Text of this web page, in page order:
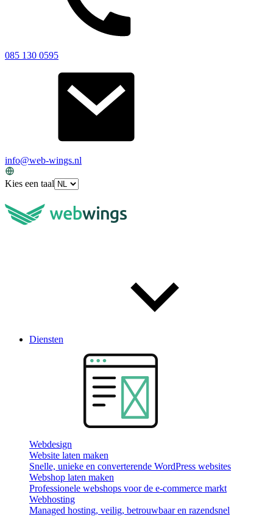
085 130 0595
info@web-wings.nl
Kies een taal
Diensten
Webdesign
Website laten maken
Snelle, unieke en converterende WordPress websites
Webshop laten maken
Professionele webshops voor de e-commerce markt
Webhosting
Managed hosting, veilig, betrouwbaar en razendsnel